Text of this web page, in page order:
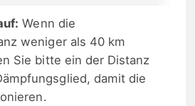
Wenn die
weniger als 40 km
Sie bitte ein der Distanz
damit die